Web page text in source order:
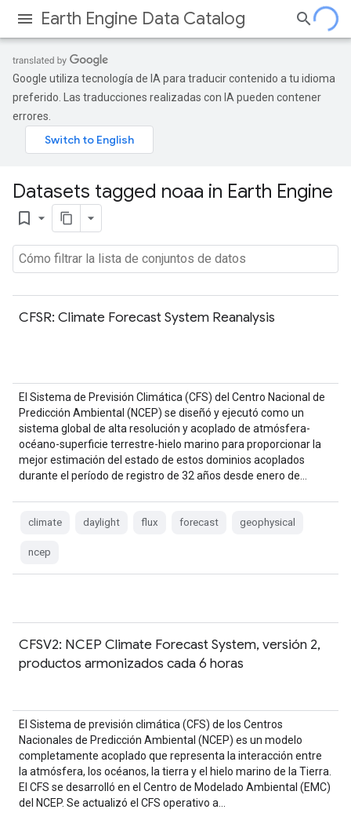
Earth Engine Data Catalog
Google utiliza tecnología de IA para traducir contenido a tu idioma
preferido. Las traducciones realizadas con IA pueden contener
errores.
Datasets tagged noaa in Earth Engine
bookmark_border
CFSR: Climate Forecast System Reanalysis
El Sistema de Previsión Climática (CFS) del Centro Nacional de
Predicción Ambiental (NCEP) se diseñó y ejecutó como un
sistema global de alta resolución y acoplado de atmósfera-
océano-superficie terrestre-hielo marino para proporcionar la
mejor estimación del estado de estos dominios acoplados
durante el período de registro de 32 años desde enero de…
climate daylight flux forecast geophysical
ncep
CFSV2: NCEP Climate Forecast System, versión 2,
productos armonizados cada 6 horas
El Sistema de previsión climática (CFS) de los Centros
Nacionales de Predicción Ambiental (NCEP) es un modelo
completamente acoplado que representa la interacción entre
la atmósfera, los océanos, la tierra y el hielo marino de la Tierra.
El CFS se desarrolló en el Centro de Modelado Ambiental (EMC)
del NCEP. Se actualizó el CFS operativo a…